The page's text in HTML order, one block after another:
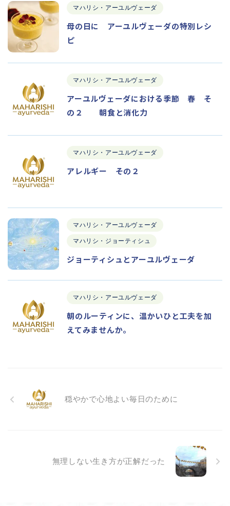
マハリシ・アーユルヴェーダ
母の日に アーユルヴェーダの特別レシ
ピ
マハリシ・アーユルヴェーダ
アーユルヴェーダにおける季節 春 そ
の２ 朝食と消化力
マハリシ・アーユルヴェーダ
アレルギー その２
マハリシ・アーユルヴェーダ
マハリシ・ジョーティシュ
ジョーティシュとアーユルヴェーダ
マハリシ・アーユルヴェーダ
朝のルーティンに、温かいひと工夫を加
えてみませんか。
穏やかで心地よい毎日のために
無理しない生き方が正解だった